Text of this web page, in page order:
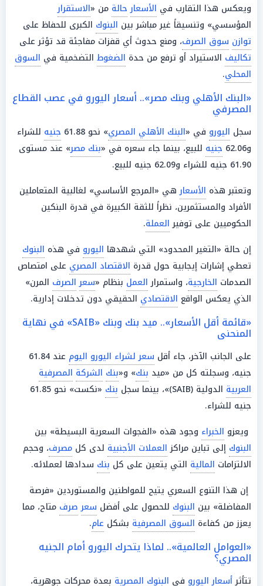
ويعكس هذا التقارب في الأسعار حالة من «الاستقرار
المؤسسي» وتنسيقاً غير مباشر بين البنوك الكبرى للحفاظ على
توازن سوق الصرف، ومنع حدوث أي قفزات مفاجئة قد تؤثر على
تكاليف الاستيراد أو ترفع من حدة الضغوط التضخمية في السوق
المحلي.
«البنك الأهلي وبنك مصر».. أسعار اليورو في عصب القطاع
المصرفي
سجل اليورو في «البنك الأهلي المصري» نحو 61.88 جنيه للشراء
و62.06
جنيه للبيع، بينما جاء سعره في «بنك مصر» عند مستوى
61.90 جنيه للشراء و62.09 جنيه للبيع.
وتعتبر هذه الأسعارهي «المرجع الأساسي» لغالبية المتعاملين
الأفراد والمستثمرين، نظراً للثقة الكبيرة في قدرة البنكين
الحكوميين على توفيرالعملة.
إن حالة «التغير المحدود» التي شهدها اليورو في هذه البنوك
تعطي إشارات إيجابية حول قدرة الاقتصاد المصري على امتصاص
الصدمات الخارجية، واستمرارالعمل بنظام «سعر الصرف المرن»
الذي يعكس الواقع الاقتصادي الحقيقي دون تدخلات إدارية.
«قائمة أقل الأسعار».. ميد بنك وبنك «SAIB» في نهاية
المنحنى
على الجانب الآخر، جاء أقل سعر لشراء اليورو اليوم
عند 61.84
جنيه، وسجلته كل من «ميد بنك» و«بنك الشركة المصرفية
العربية الدولية (SAIB)»، بينما سجل بنك
«نكست» نحو 61.85
جنيه للشراء.
ويعزو الخبراء وجود هذه «الفجوات السعرية البسيطة» بين
البنوك إلى تباين مراكزالعملات الأجنبية لدى كل مصرف، وحجم
الالتزامات المالية التي يتعين على كل بنك سدادها لعملائه.
إن هذا التنوع السعري يتيح للمواطنين والمستوردين «فرصة
المفاضلة» بين البنوك للحصول على أفضل سعر صرف متاح، مما
يعزز من كفاءة السوق المصرفية بشكل عام.
«العوامل العالمية».. لماذا يتحرك اليورو أمام الجنيه
المصري؟
تتأثرأسعار اليورو في البنوك المصرية بعدة محركات جوهرية،